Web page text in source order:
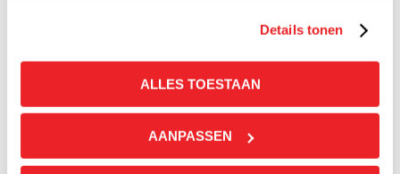
Details tonen
ALLES TOESTAAN
AANPASSEN